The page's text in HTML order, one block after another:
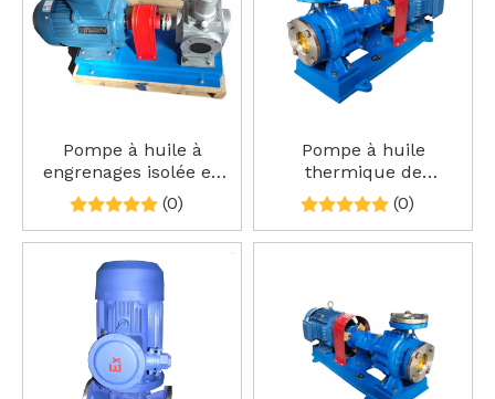
Pompe à huile à
engrenages isolée en
acier inoxydable YCB
(0)
Pompe à huile
thermique de
résistance à hautes
températures de type
WRY
(0)